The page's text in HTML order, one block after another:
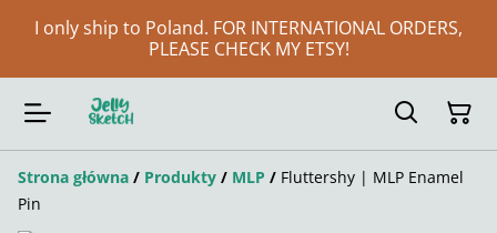
I only ship to Poland. FOR INTERNATIONAL ORDERS,
PLEASE CHECK MY ETSY!
Strona główna / Produkty / MLP / Fluttershy | MLP Enamel
Pin